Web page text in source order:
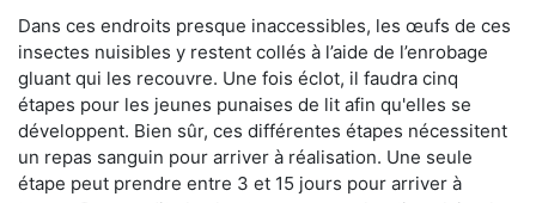
Dans ces endroits presque inaccessibles, les œufs de ces
insectes nuisibles y restent collés à l’aide de l’enrobage
gluant qui les recouvre. Une fois éclot, il faudra cinq
étapes pour les jeunes punaises de lit afin qu'elles se
développent. Bien sûr, ces différentes étapes nécessitent
un repas sanguin pour arriver à réalisation. Une seule
étape peut prendre entre 3 et 15 jours pour arriver à